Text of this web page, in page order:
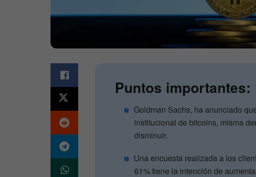
Puntos importantes:
Goldman Sachs, ha anunciado
institucional de bitcoins, misma
disminuir.
Una encuesta realizada a los
61% tiene la intención de